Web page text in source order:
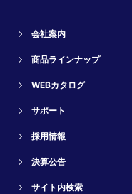
会社案内
商品ラインナップ
WEBカタログ
サポート
採用情報
決算公告
サイト内検索